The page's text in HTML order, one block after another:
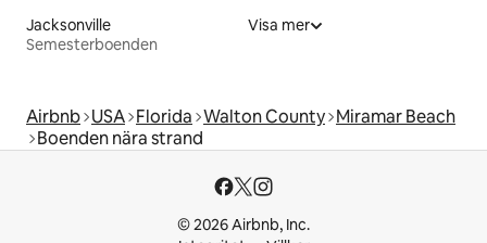
Jacksonville
Semesterboenden
Visa mer
Airbnb USA Florida Walton County Miramar Beach
Boenden nära strand
© 2026 Airbnb, Inc.